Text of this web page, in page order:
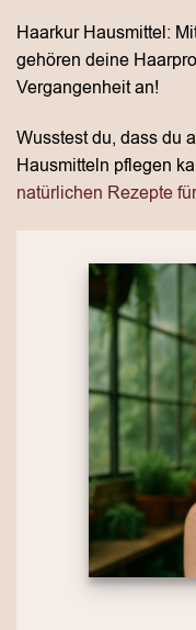
Haarkur Hausmittel:
gehören deine
Vergangenheit an!
Wusstest du, dass du
Hausmitteln pflegen
natürlichen Rezepte